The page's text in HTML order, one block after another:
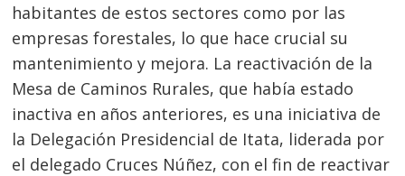
habitantes de estos sectores como por las
empresas forestales, lo que hace crucial su
mantenimiento y mejora. La reactivación de la
Mesa de Caminos Rurales, que había estado
inactiva en años anteriores, es una iniciativa de
la Delegación Presidencial de Itata, liderada por
el delegado Cruces Núñez, con el fin de reactivar